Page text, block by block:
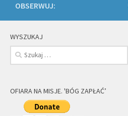
OBSERWUJ:
WYSZUKAJ
Szukaj:
OFIARA NA MISJE. 'BÓG ZAPŁAĆ’